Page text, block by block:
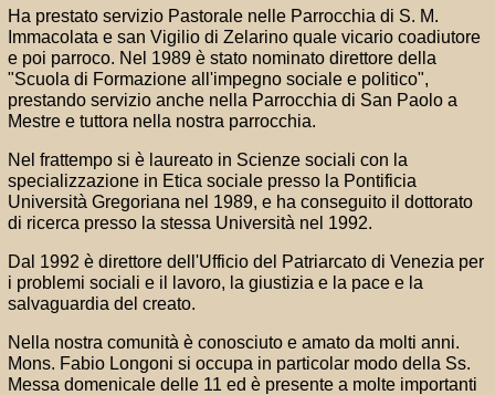
Ha prestato servizio Pastorale nelle Parrocchia di S. M.
Immacolata e san Vigilio di Zelarino quale vicario coadiutore
e poi parroco. Nel 1989 è stato nominato direttore della
"Scuola di Formazione all'impegno sociale e politico",
prestando servizio anche nella Parrocchia di San Paolo a
Mestre e tuttora nella nostra parrocchia.
Nel frattempo si è laureato in Scienze sociali con la
specializzazione in Etica sociale presso la Pontificia
Università Gregoriana nel 1989, e ha conseguito il dottorato
di ricerca presso la stessa Università nel 1992.
Dal 1992 è direttore dell'Ufficio del Patriarcato di Venezia per
i problemi sociali e il lavoro, la giustizia e la pace e la
salvaguardia del creato.
Nella nostra comunità è conosciuto e amato da molti anni.
Mons. Fabio Longoni si occupa in particolar modo della Ss.
Messa domenicale delle 11 ed è presente a molte importanti